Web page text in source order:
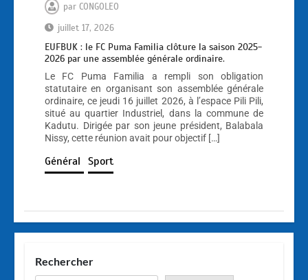
par CONGOLEO
juillet 17, 2026
EUFBUK : le FC Puma Familia clôture la saison 2025-
2026 par une assemblée générale ordinaire.
Le FC Puma Familia a rempli son obligation
statutaire en organisant son assemblée générale
ordinaire, ce jeudi 16 juillet 2026, à l’espace Pili Pili,
situé au quartier Industriel, dans la commune de
Kadutu. Dirigée par son jeune président, Balabala
Nissy, cette réunion avait pour objectif […]
Général Sport
Rechercher